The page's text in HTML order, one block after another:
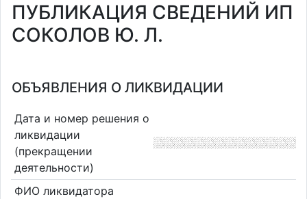
ПУБЛИКАЦИЯ СВЕДЕНИЙ ИП
СОКОЛОВ Ю. Л.
ОБЪЯВЛЕНИЯ О ЛИКВИДАЦИИ
Дата и номер решения о
ликвидации
(прекращении
деятельности)
ФИО ликвидатора